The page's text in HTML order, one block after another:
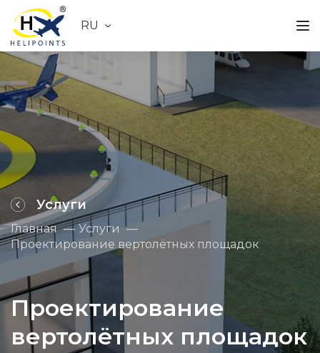
RU
Услуги
Главная
Услуги
Проектирование вертолётных площадок
Проектирование
вертолётных площадок